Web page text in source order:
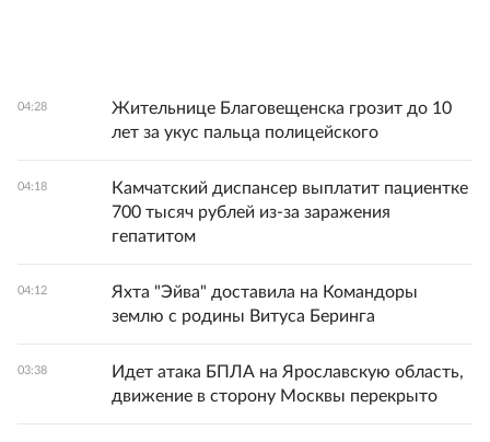
04:28
Жительнице Благовещенска грозит до 10
лет за укус пальца полицейского
04:18
Камчатский диспансер выплатит пациентке
700 тысяч рублей из-за заражения
гепатитом
04:12
Яхта "Эйва" доставила на Командоры
землю с родины Витуса Беринга
03:38
Идет атака БПЛА на Ярославскую область,
движение в сторону Москвы перекрыто